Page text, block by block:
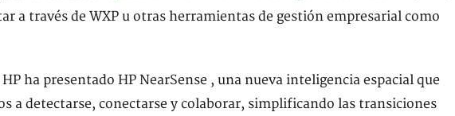
a través de WXP u otras herramientas de gestión empresarial como
ha presentado HP NearSense , una nueva inteligencia espacial que
a detectarse, conectarse y colaborar, simplificando las transiciones